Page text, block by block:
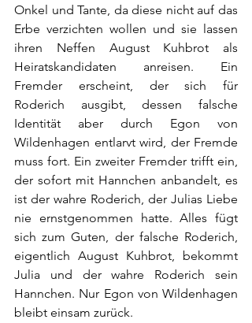
Onkel und Tante, da diese nicht auf das
Erbe verzichten wollen und sie lassen
ihren Neffen August Kuhbrot als
Heiratskandidaten anreisen. Ein
Fremder erscheint, der sich für
Roderich ausgibt, dessen falsche
Identität aber durch Egon von
Wildenhagen entlarvt wird, der Fremde
muss fort. Ein zweiter Fremder trifft ein,
der sofort mit Hannchen anbandelt, es
ist der wahre Roderich, der Julias Liebe
nie ernstgenommen hatte. Alles fügt
sich zum Guten, der falsche Roderich,
eigentlich August Kuhbrot, bekommt
Julia und der wahre Roderich sein
Hannchen. Nur Egon von Wildenhagen
bleibt einsam zurück.